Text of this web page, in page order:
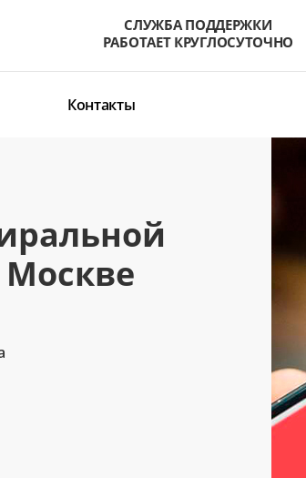
СЛУЖБА ПОДДЕРЖКИ
РАБОТАЕТ КРУГЛОСУТОЧНО
Контакты